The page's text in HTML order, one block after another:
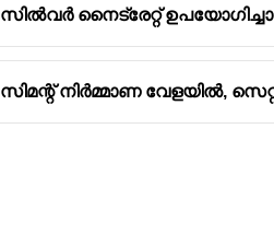
സിൽവർ നൈട്രേറ്റ്
സിമന്റ് നിർമ്മാണ വേളയിൽ,